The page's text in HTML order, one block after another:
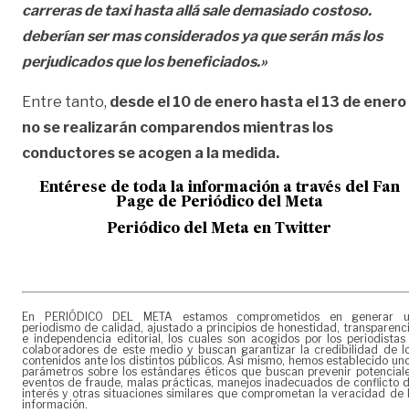
carreras de taxi hasta allá sale demasiado costoso.
deberían ser mas considerados ya que serán más los
perjudicados que los beneficiados.»
Entre tanto, desde el 10 de enero hasta el 13 de enero
no se realizarán comparendos mientras los
conductores se acogen a la medida.
Entérese de toda la información a través del Fan
Page de Periódico del Meta
Periódico del Meta en Twitter
En PERIÓDICO DEL META estamos comprometidos en generar
periodismo de calidad, ajustado a principios de honestidad,
e independencia editorial, los cuales son acogidos por los periodistas
colaboradores de este medio y buscan garantizar la credibilidad de
contenidos ante los distintos públicos. Así mismo, hemos establecido
parámetros sobre los estándares éticos que buscan prevenir
eventos de fraude, malas prácticas, manejos inadecuados de conflicto
interés y otras situaciones similares que comprometan la veracidad de
información.